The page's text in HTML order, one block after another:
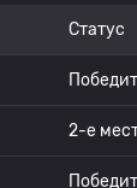
Статус
2-е